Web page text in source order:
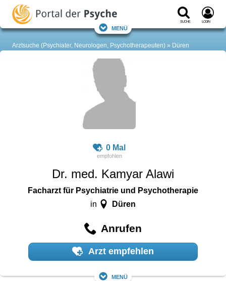
Suche Login
Menü
Arztsuche (Psychiater, Neurologen, Psychotherapeuten) Düren
0 Mal
Dr. med. Kamyar Alawi
Facharzt für Psychiatrie und Psychotherapie
in Düren
Anrufen
Arzt empfehlen
Menü